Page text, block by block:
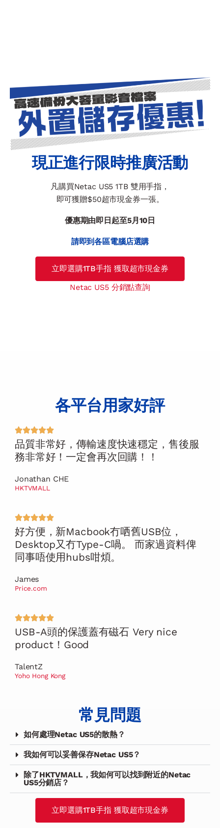
現正進行限時推廣活動
凡購買Netac US5 1TB 雙用手指，
即可獲贈$50超市現金券一張。
優惠期由即日起至5月10日
請即到各區電腦店選購
立即選購1TB手指 獲取超市現金券
Netac US5 分銷點查詢
各平台用家好評
品質非常好，傳輸速度快速穩定，售後服
務非常好！一定會再次回購！！
Jonathan CHE
HKTVMALL
好方便，新Macbook冇哂舊USB位，
Desktop又冇Type-C喎。 而家過資料俾
同事唔使用hubs咁煩。
James
Price.com
USB-A頭的保護蓋有磁石 Very nice
product！Good
TalentZ
Yoho Hong Kong
常見問題
如何處理Netac US5的散熱？
我如何可以妥善保存Netac US5？
除了HKTVMALL，我如何可以找到附近的Netac
US5分銷店？
立即選購1TB手指 獲取超市現金券